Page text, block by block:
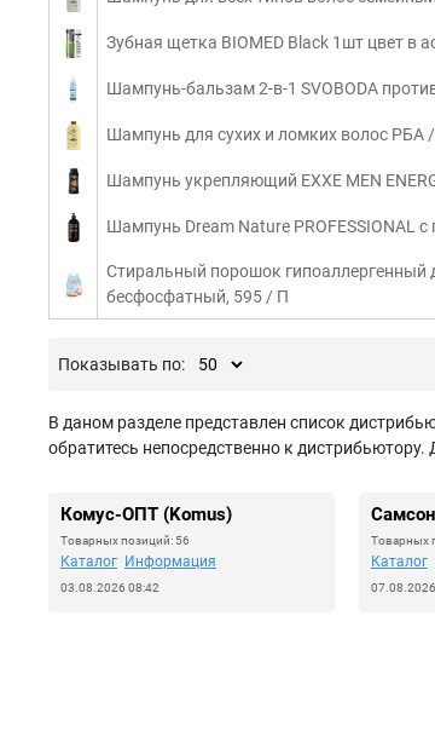
Зубная щетка BIOMED Black 1шт цвет в
Шампунь-бальзам 2-в-1 SVOBODA
Шампунь для сухих и ломких волос РБА
Шампунь укрепляющий EXXE MEN
Шампунь Dream Nature PROFESSIONAL
Стиральный порошок гипоаллергенный
бесфосфатный, 595 / П
Показывать по:
В даном разделе представлен список
обратитесь непосредственно к
Комус-ОПТ (Komus)
Товарных позиций: 56
Каталог Информация
03.08.2026 08:42
Товарных
Каталог